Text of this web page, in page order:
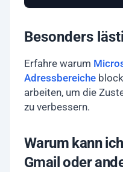
Besonders
Erfahre warum
Adressbereiche
arbeiten, um die
zu verbessern.
Warum kann
Gmail oder